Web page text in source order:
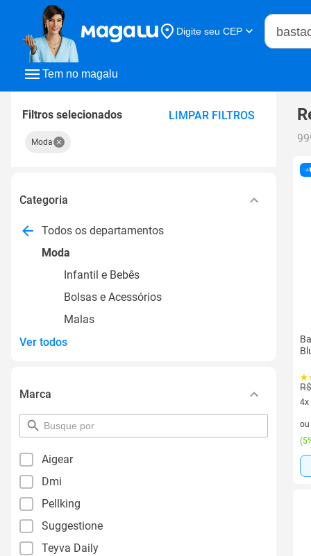
Tem no magalu
Digite seu CEP
Buscar
Filtros selecionados LIMPAR FILTROS
Moda
Categoria
Todos os departamentos
Moda
Infantil e Bebês
Bolsas e Acessórios
Malas
Ver todos
Marca
pesquisar
por
Aigear
Dmi
Pellking
Suggestione
Teyva Daily
4x
4
ou
(